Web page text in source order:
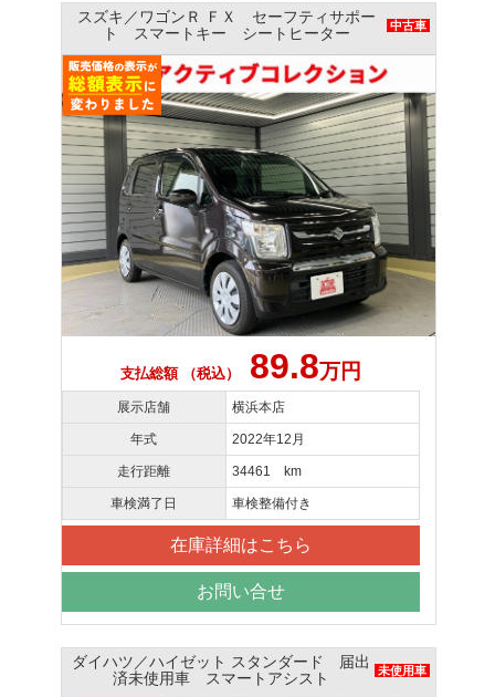
スズキ／ワゴンＲ ＦＸ セーフティサポー
ト スマートキー シートヒーター
中古車
支払総額 （税込） 89.8万円
展示店舗 横浜本店
年式 2022年12月
走行距離 34461 km
車検満了日 車検整備付き
在庫詳細はこちら
お問い合せ
ダイハツ／ハイゼット スタンダード 届出
済未使用車 スマートアシスト
未使用車